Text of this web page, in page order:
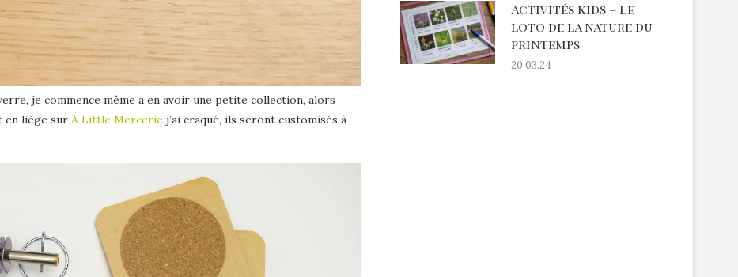
je commence même a en avoir une petite collection, alors
en liège sur A Little Mercerie j’ai craqué, ils seront customisés à
Activités kids – Le
loto de la nature du
printemps
20.03.24